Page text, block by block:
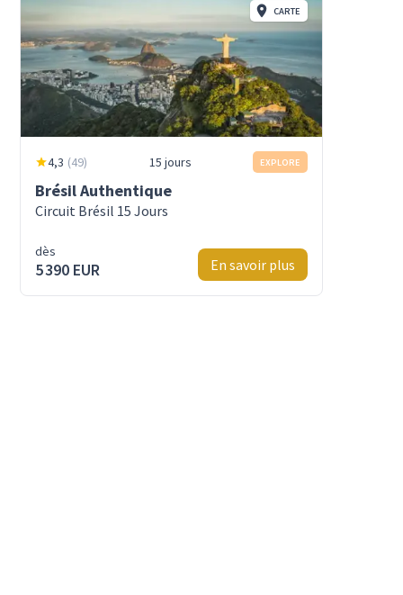
CARTE
4,3 (49) 15 jours EXPLORE
Brésil Authentique
Circuit Brésil 15 Jours
dès
5 390 EUR En savoir plus